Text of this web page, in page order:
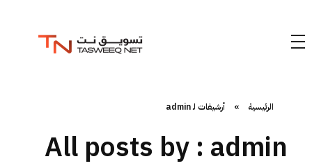
الرئيسية » أرشيفات لـ admin
All posts by : admin